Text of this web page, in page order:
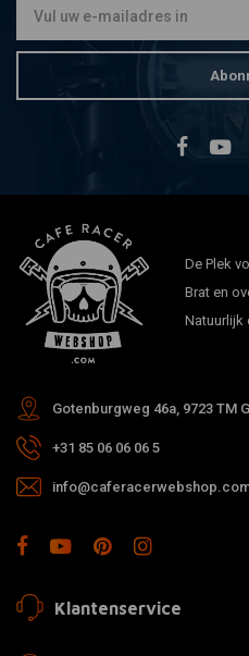
De Plek
Brat en
Natuurlijk
Gotenburgweg 46a, 9723 TM
+31 85 06 06 06 5
Klantenservice